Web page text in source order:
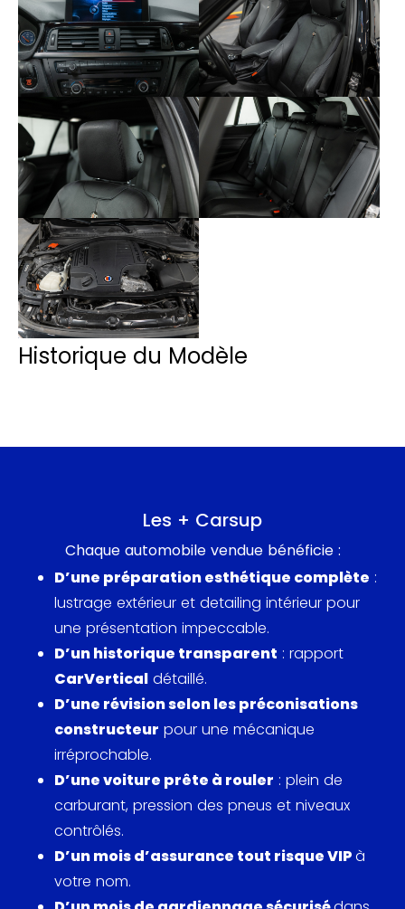
Historique du Modèle
Les + Carsup
Chaque automobile vendue bénéficie :
D’une préparation esthétique complète :
lustrage extérieur et detailing intérieur pour
une présentation impeccable.
D’un historique transparent : rapport
CarVertical détaillé.
D’une révision selon les préconisations
constructeur pour une mécanique
irréprochable.
D’une voiture prête à rouler : plein de
carburant, pression des pneus et niveaux
contrôlés.
D’un mois d’assurance tout risque VIPà
votre nom.